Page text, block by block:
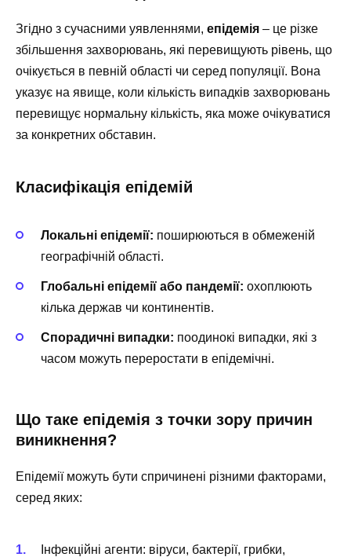
Згідно з сучасними уявленнями, епідемія – це різке
збільшення захворювань, які перевищують рівень, що
очікується в певній області чи серед популяції. Вона
указує на явище, коли кількість випадків захворювань
перевищує нормальну кількість, яка може очікуватися
за конкретних обставин.
Класифікація епідемій
Локальні епідемії: поширюються в обмеженій
географічній області.
Глобальні епідемії або пандемії: охоплюють
кілька держав чи континентів.
Спорадичні випадки: поодинокі випадки, які з
часом можуть переростати в епідемічні.
Що таке епідемія з точки зору причин
виникнення?
Епідемії можуть бути спричинені різними факторами,
серед яких:
Інфекційні агенти: віруси, бактерії, грибки,